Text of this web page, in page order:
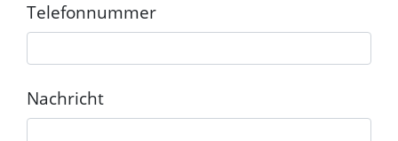
Telefonnummer
Nachricht